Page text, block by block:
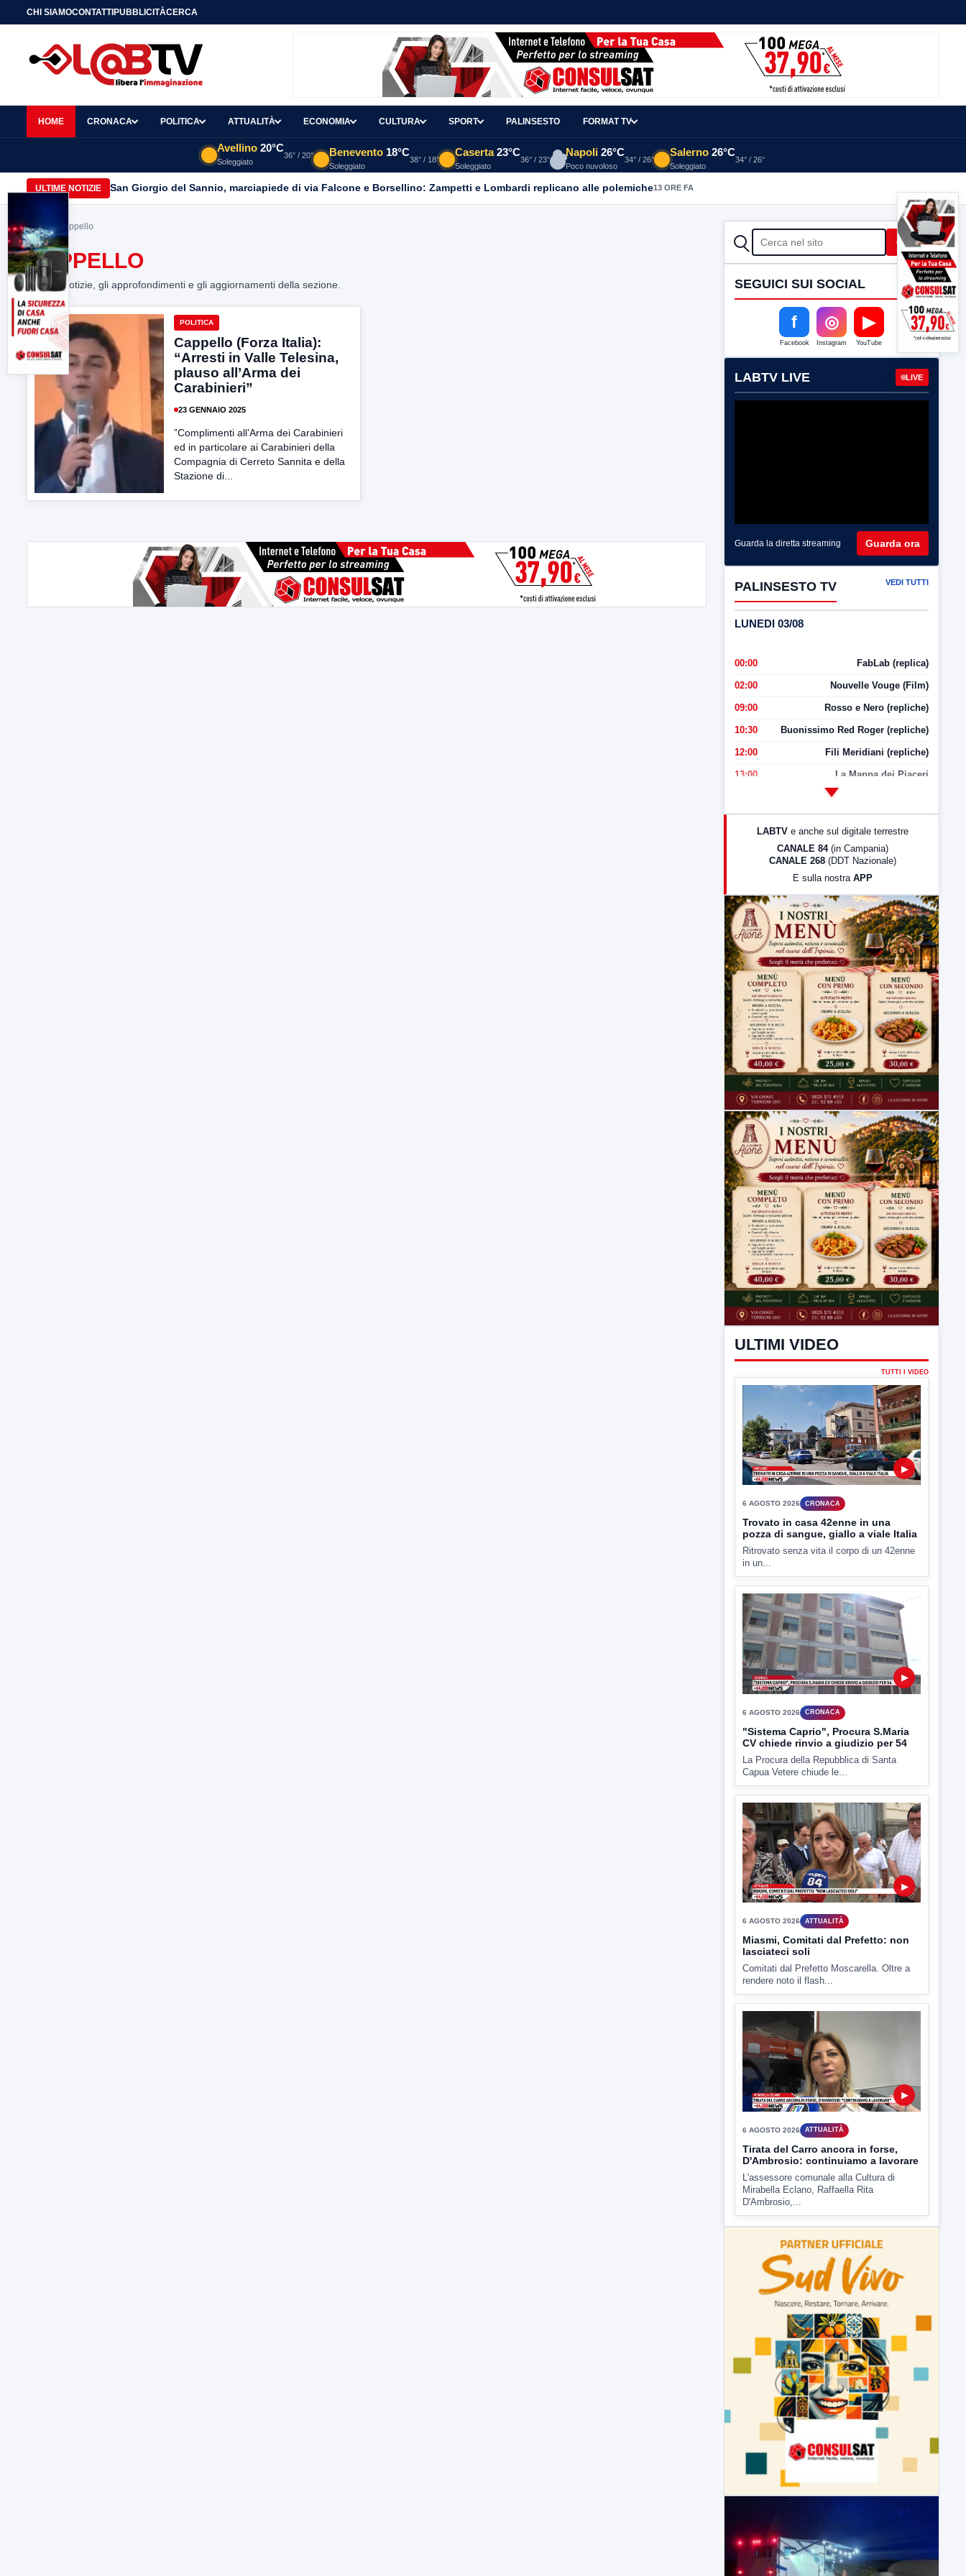
CHI SIAMOCONTATTIPUBBLICITÀCERCA
HOME CRONACA POLITICA ATTUALITÀ ECONOMIA CULTURA SPORT PALINSESTO FORMAT TV
Avellino 20°C
Soleggiato
36° / 20° Benevento 18°C
Soleggiato
38° / 18°
Caserta 23°C
Soleggiato
36° / 23°
Napoli 26°C
Poco nuvoloso
34° / 26°
Salerno 26°C
Soleggiato
34° / 26°
ULTIME NOTIZIE San Giorgio del Sannio, marciapiede di via Falcone e Borsellino: Zampetti e Lombardi replicano alle polemiche13 ORE FA
Home> cappello
CAPPELLO
Tutte le notizie, gli approfondimenti e gli aggiornamenti della sezione.
POLITICA
Cappello (Forza Italia):
“Arresti in Valle Telesina,
plauso all’Arma dei
Carabinieri”
23 GENNAIO 2025
”Complimenti all’Arma dei Carabinieri
ed in particolare ai Carabinieri della
Compagnia di Cerreto Sannita e della
Stazione di...
CERCA Cerca
SEGUICI SUI SOCIAL
f
Facebook
◎
Instagram
▶
YouTube
LABTV LIVE LIVE
Guarda la diretta streaming Guarda ora
PALINSESTO TV VEDI TUTTI
LUNEDI 03/08
00:00 FabLab (replica)
02:00 Nouvelle Vouge (Film)
09:00 Rosso e Nero (repliche)
10:30 Buonissimo Red Roger (repliche)
12:00 Fili Meridiani (repliche)
13:00 La Mappa dei Piaceri
LabNews (Diretta)
23:00 LabNews (replica)
LABTV e anche sul digitale terrestre
CANALE 84 (in Campania)
CANALE 268 (DDT Nazionale)
E sulla nostra APP
ULTIMI VIDEO
TUTTI I VIDEO
▶
6 AGOSTO 2026 CRONACA
Trovato in casa 42enne in una
pozza di sangue, giallo a viale Italia
Ritrovato senza vita il corpo di un 42enne
in un...
▶
6 AGOSTO 2026 CRONACA
"Sistema Caprio", Procura S.Maria
CV chiede rinvio a giudizio per 54
La Procura della Repubblica di Santa
Capua Vetere chiude le...
▶
6 AGOSTO 2026
Miasmi, Comitati dal Prefetto: non
lasciateci soli
Comitati dal Prefetto Moscarella. Oltre a
rendere noto il flash...
Tirata del Carro ancora in forse,
D'Ambrosio: continuiamo a lavorare
L'assessore comunale alla Cultura di
Mirabella Eclano, Raffaella Rita
D'Ambrosio,...